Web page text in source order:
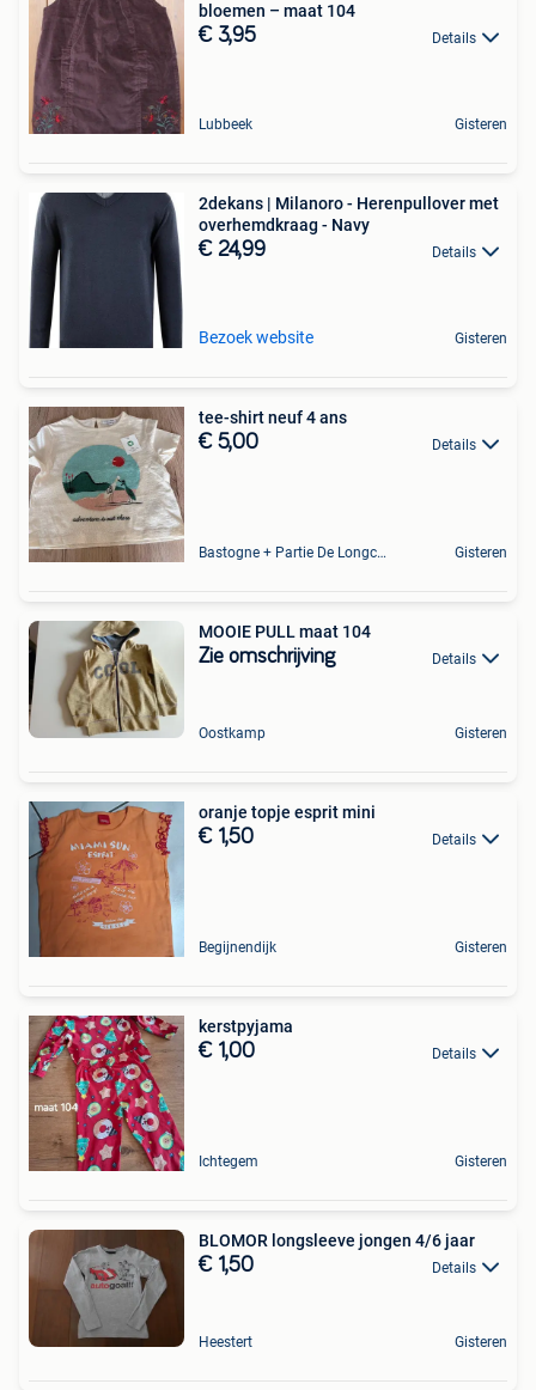
bloemen – maat 104
€ 3,95 Details
Lubbeek Gisteren
2dekans | Milanoro - Herenpullover met
overhemdkraag - Navy
€ 24,99 Details
Bezoek website Gisteren
tee-shirt neuf 4 ans
€ 5,00 Details
Bastogne + Partie De Longchamps Et Sibret Gisteren
MOOIE PULL maat 104
Zie omschrijving Details
Oostkamp Gisteren
oranje topje esprit mini
€ 1,50 Details
Begijnendijk Gisteren
kerstpyjama
€ 1,00 Details
Ichtegem Gisteren
BLOMOR longsleeve jongen 4/6 jaar
€ 1,50 Details
Heestert Gisteren